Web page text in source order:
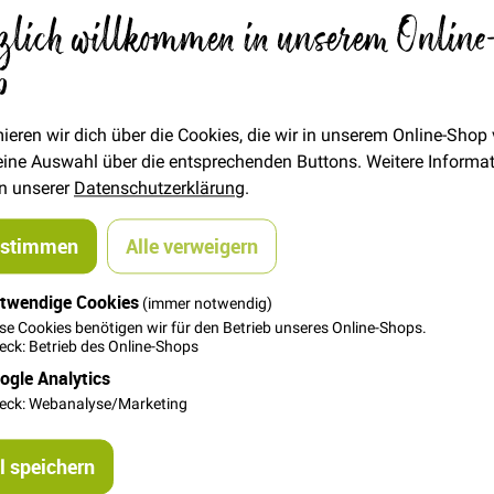
willkommen in unserem
wir dich über die Cookies, die wir in unserem Online-Shop
Auswahl über die entsprechenden Buttons. Weitere
unsererDatenschutzerklärung.
Alle verweigern
Cookies (immer notwendig)
Cookies benötigen wir für den Betrieb unseres Online-Shops.
Betrieb des Online-Shops
Analytics
Webanalyse/Marketing
speichern
€/METER(Freie Eingabe)
In den Warenkorb
und anschmiegsam und schwerem Fall. Wunderbar
OEKO-TEX® Standard 100 geprüft